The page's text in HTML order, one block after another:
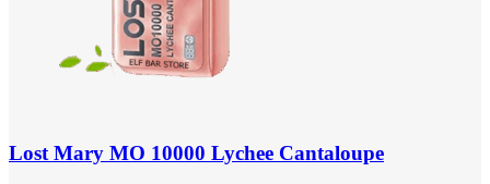
Lost Mary MO 10000 Lychee Cantaloupe